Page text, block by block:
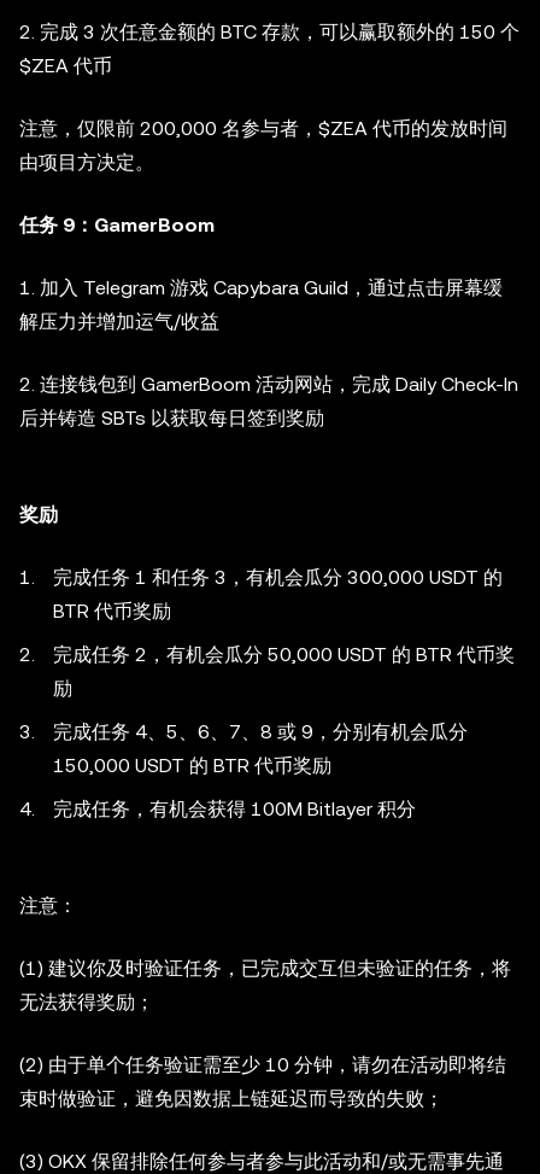
2. 完成 3 次任意金额的 BTC 存款，可以赢取额外的 150 个
$ZEA 代币
注意，仅限前 200,000 名参与者，$ZEA 代币的发放时间
由项目方决定。
任务 9：GamerBoom
1. 加入 Telegram 游戏 Capybara Guild，通过点击屏幕缓
解压力并增加运气/收益
2. 连接钱包到 GamerBoom 活动网站，完成 Daily Check-In
后并铸造 SBTs 以获取每日签到奖励
奖励
完成任务 1 和任务 3，有机会瓜分 300,000 USDT 的
BTR 代币奖励
完成任务 2，有机会瓜分 50,000 USDT 的 BTR 代币奖
励
完成任务 4、5、6、7、8 或 9，分别有机会瓜分
150,000 USDT 的 BTR 代币奖励
完成任务，有机会获得 100M Bitlayer 积分
注意：
(1) 建议你及时验证任务，已完成交互但未验证的任务，将
无法获得奖励；
(2) 由于单个任务验证需至少 10 分钟，请勿在活动即将结
束时做验证，避免因数据上链延迟而导致的失败；
(3) OKX 保留排除任何参与者参与此活动和/或无需事先通